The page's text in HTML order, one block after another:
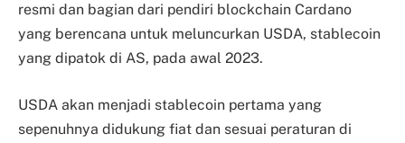
resmi dan bagian dari pendiri blockchain Cardano
yang berencana untuk meluncurkan USDA, stablecoin
yang dipatok di AS, pada awal 2023.
USDA akan menjadi stablecoin pertama yang
sepenuhnya didukung fiat dan sesuai peraturan di